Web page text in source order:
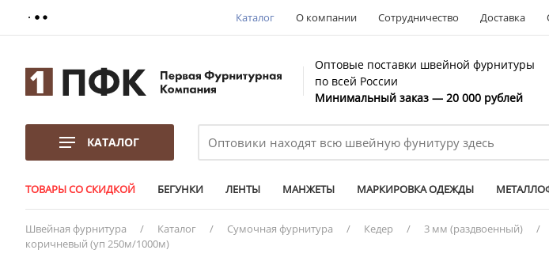
Каталог О компании Сотрудничество Доставка
Оптовые поставки швейной фурнитуры
по всей России
Минимальный заказ — 20 000 рублей
КАТАЛОГ
ТОВАРЫ СО СКИДКОЙ БЕГУНКИ ЛЕНТЫ МАНЖЕТЫ МАРКИРОВКА ОДЕЖДЫ
Швейная фурнитура / Каталог / Сумочная фурнитура / Кедер / 3 мм (раздвоенный) /
коричневый (уп 250м/1000м)